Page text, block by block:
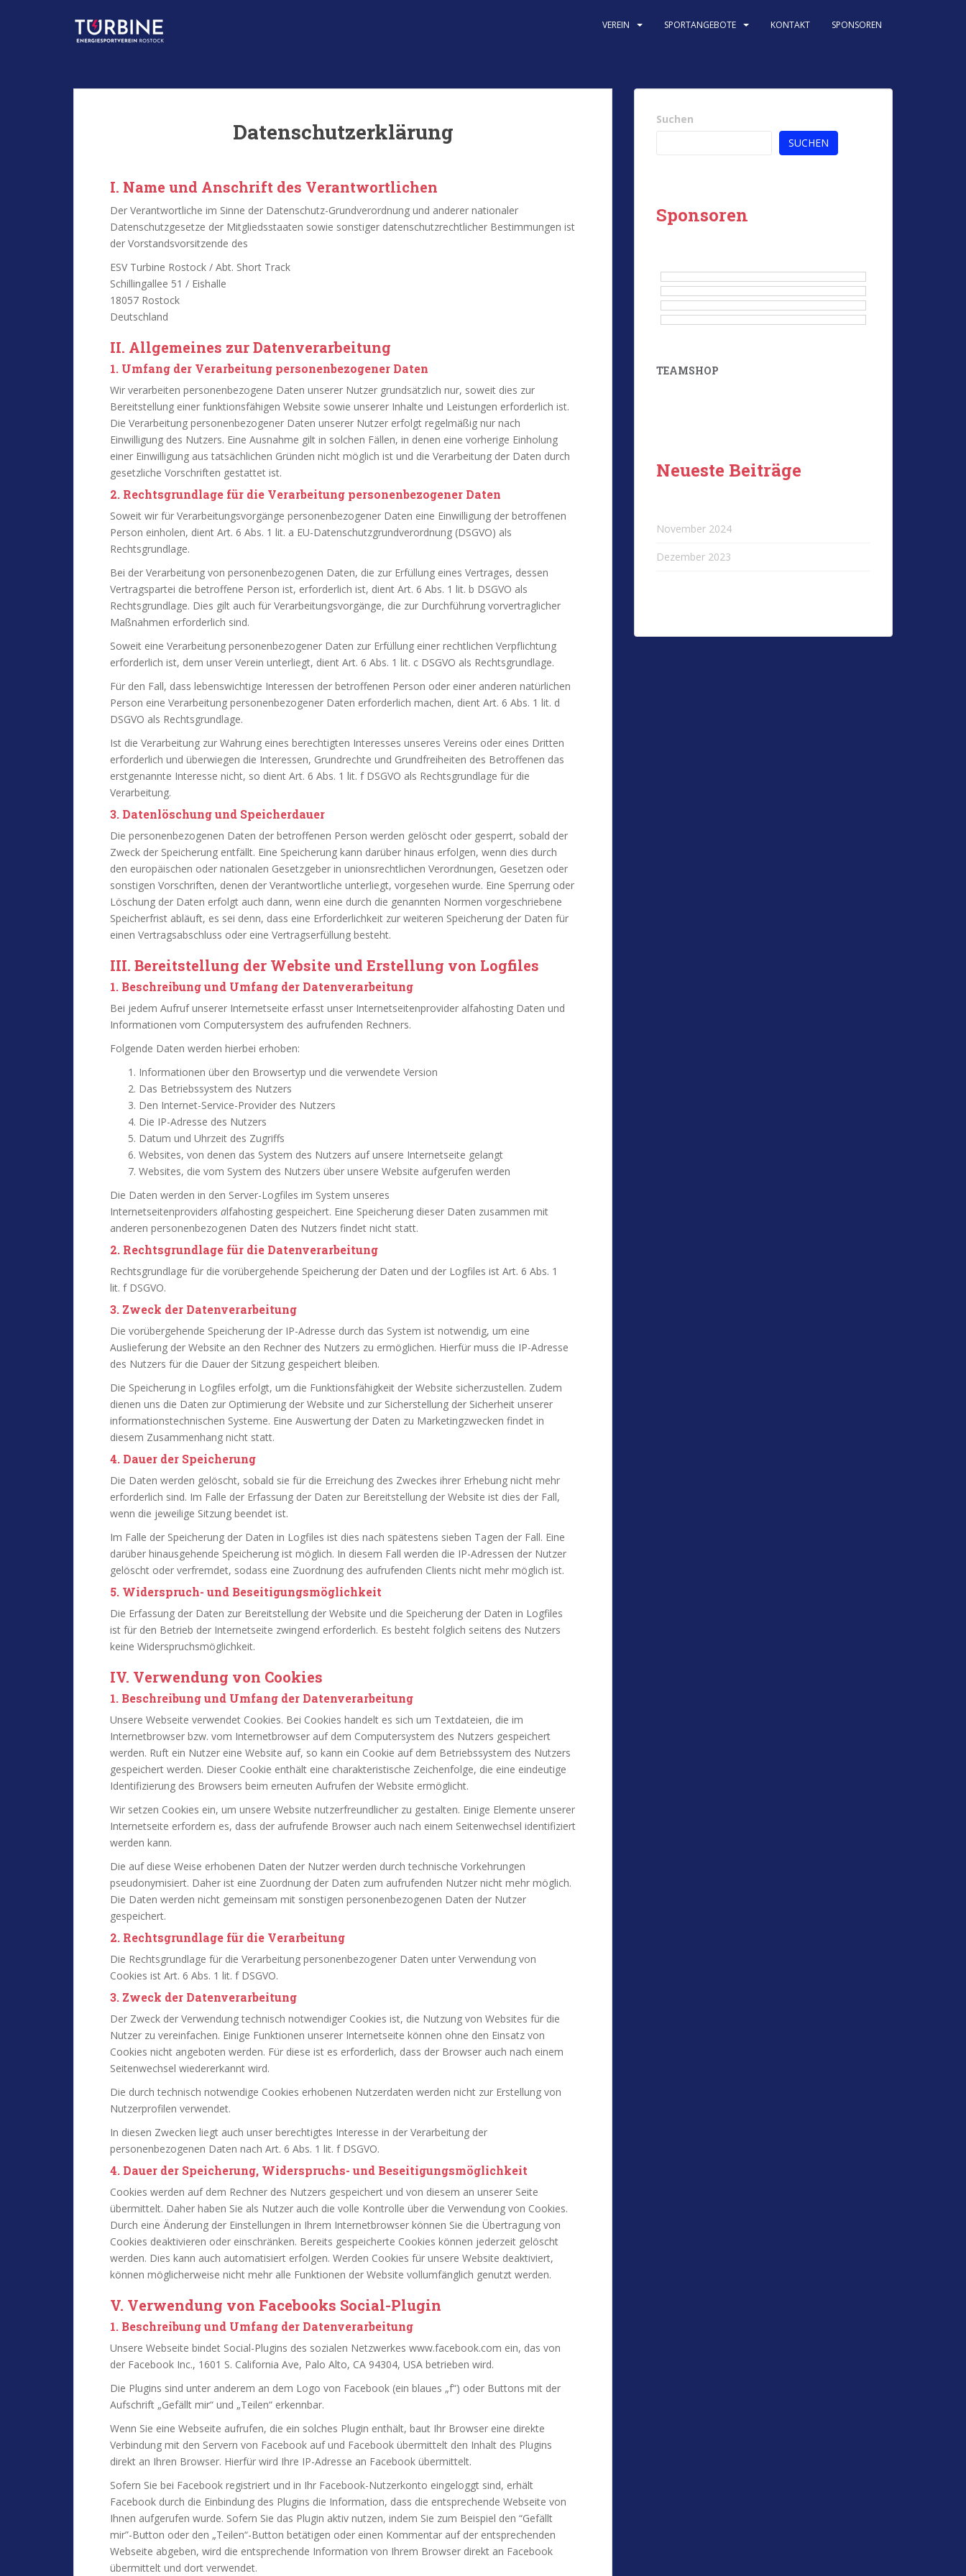
VEREIN SPORTANGEBOTE KONTAKT SPONSOREN
Datenschutzerklärung
I. Name und Anschrift des Verantwortlichen
Der Verantwortliche im Sinne der Datenschutz-Grundverordnung und anderer nationaler
Datenschutzgesetze der Mitgliedsstaaten sowie sonstiger datenschutzrechtlicher Bestimmungen ist
der Vorstandsvorsitzende des
ESV Turbine Rostock / Abt. Short Track
Schillingallee 51 / Eishalle
18057 Rostock
Deutschland
II. Allgemeines zur Datenverarbeitung
1. Umfang der Verarbeitung personenbezogener Daten
Wir verarbeiten personenbezogene Daten unserer Nutzer grundsätzlich nur, soweit dies zur
Bereitstellung einer funktionsfähigen Website sowie unserer Inhalte und Leistungen erforderlich ist.
Die Verarbeitung personenbezogener Daten unserer Nutzer erfolgt regelmäßig nur nach
Einwilligung des Nutzers. Eine Ausnahme gilt in solchen Fällen, in denen eine vorherige Einholung
einer Einwilligung aus tatsächlichen Gründen nicht möglich ist und die Verarbeitung der Daten durch
gesetzliche Vorschriften gestattet ist.
2. Rechtsgrundlage für die Verarbeitung personenbezogener Daten
Soweit wir für Verarbeitungsvorgänge personenbezogener Daten eine Einwilligung der betroffenen
Person einholen, dient Art. 6 Abs. 1 lit. a EU-Datenschutzgrundverordnung (DSGVO) als
Rechtsgrundlage.
Bei der Verarbeitung von personenbezogenen Daten, die zur Erfüllung eines Vertrages, dessen
Vertragspartei die betroffene Person ist, erforderlich ist, dient Art. 6 Abs. 1 lit. b DSGVO als
Rechtsgrundlage. Dies gilt auch für Verarbeitungsvorgänge, die zur Durchführung vorvertraglicher
Maßnahmen erforderlich sind.
Soweit eine Verarbeitung personenbezogener Daten zur Erfüllung einer rechtlichen Verpflichtung
erforderlich ist, dem unser Verein unterliegt, dient Art. 6 Abs. 1 lit. c DSGVO als Rechtsgrundlage.
Für den Fall, dass lebenswichtige Interessen der betroffenen Person oder einer anderen natürlichen
Person eine Verarbeitung personenbezogener Daten erforderlich machen, dient Art. 6 Abs. 1 lit. d
DSGVO als Rechtsgrundlage.
Ist die Verarbeitung zur Wahrung eines berechtigten Interesses unseres Vereins oder eines Dritten
erforderlich und überwiegen die Interessen, Grundrechte und Grundfreiheiten des Betroffenen das
erstgenannte Interesse nicht, so dient Art. 6 Abs. 1 lit. f DSGVO als Rechtsgrundlage für die
Verarbeitung.
3. Datenlöschung und Speicherdauer
Die personenbezogenen Daten der betroffenen Person werden gelöscht oder gesperrt, sobald der
Zweck der Speicherung entfällt. Eine Speicherung kann darüber hinaus erfolgen, wenn dies durch
den europäischen oder nationalen Gesetzgeber in unionsrechtlichen Verordnungen, Gesetzen oder
sonstigen Vorschriften, denen der Verantwortliche unterliegt, vorgesehen wurde. Eine Sperrung oder
Löschung der Daten erfolgt auch dann, wenn eine durch die genannten Normen vorgeschriebene
Speicherfrist abläuft, es sei denn, dass eine Erforderlichkeit zur weiteren Speicherung der Daten für
einen Vertragsabschluss oder eine Vertragserfüllung besteht.
III. Bereitstellung der Website und Erstellung von Logfiles
1. Beschreibung und Umfang der Datenverarbeitung
Bei jedem Aufruf unserer Internetseite erfasst unser Internetseitenprovider alfahosting Daten und
Informationen vom Computersystem des aufrufenden Rechners.
Folgende Daten werden hierbei erhoben:
Informationen über den Browsertyp und die verwendete Version
Das Betriebssystem des Nutzers
Den Internet-Service-Provider des Nutzers
Die IP-Adresse des Nutzers
Datum und Uhrzeit des Zugriffs
Websites, von denen das System des Nutzers auf unsere Internetseite gelangt
Websites, die vom System des Nutzers über unsere Website aufgerufen werden
Die Daten werden in den Server-Logfiles im System unseres
Internetseitenproviders alfahosting gespeichert. Eine Speicherung dieser Daten zusammen mit
anderen personenbezogenen Daten des Nutzers findet nicht statt.
2. Rechtsgrundlage für die Datenverarbeitung
Rechtsgrundlage für die vorübergehende Speicherung der Daten und der Logfiles ist Art. 6 Abs. 1
lit. f DSGVO.
3. Zweck der Datenverarbeitung
Die vorübergehende Speicherung der IP-Adresse durch das System ist notwendig, um eine
Auslieferung der Website an den Rechner des Nutzers zu ermöglichen. Hierfür muss die IP-Adresse
des Nutzers für die Dauer der Sitzung gespeichert bleiben.
Die Speicherung in Logfiles erfolgt, um die Funktionsfähigkeit der Website sicherzustellen. Zudem
dienen uns die Daten zur Optimierung der Website und zur Sicherstellung der Sicherheit unserer
informationstechnischen Systeme. Eine Auswertung der Daten zu Marketingzwecken findet in
diesem Zusammenhang nicht statt.
4. Dauer der Speicherung
Die Daten werden gelöscht, sobald sie für die Erreichung des Zweckes ihrer Erhebung nicht mehr
erforderlich sind. Im Falle der Erfassung der Daten zur Bereitstellung der Website ist dies der Fall,
wenn die jeweilige Sitzung beendet ist.
Im Falle der Speicherung der Daten in Logfiles ist dies nach spätestens sieben Tagen der Fall. Eine
darüber hinausgehende Speicherung ist möglich. In diesem Fall werden die IP-Adressen der Nutzer
gelöscht oder verfremdet, sodass eine Zuordnung des aufrufenden Clients nicht mehr möglich ist.
5. Widerspruch- und Beseitigungsmöglichkeit
Die Erfassung der Daten zur Bereitstellung der Website und die Speicherung der Daten in Logfiles
ist für den Betrieb der Internetseite zwingend erforderlich. Es besteht folglich seitens des Nutzers
keine Widerspruchsmöglichkeit.
IV. Verwendung von Cookies
1. Beschreibung und Umfang der Datenverarbeitung
Unsere Webseite verwendet Cookies. Bei Cookies handelt es sich um Textdateien, die im
Internetbrowser bzw. vom Internetbrowser auf dem Computersystem des Nutzers gespeichert
werden. Ruft ein Nutzer eine Website auf, so kann ein Cookie auf dem Betriebssystem des Nutzers
gespeichert werden. Dieser Cookie enthält eine charakteristische Zeichenfolge, die eine eindeutige
Identifizierung des Browsers beim erneuten Aufrufen der Website ermöglicht.
Wir setzen Cookies ein, um unsere Website nutzerfreundlicher zu gestalten. Einige Elemente unserer
Internetseite erfordern es, dass der aufrufende Browser auch nach einem Seitenwechsel identifiziert
werden kann.
Die auf diese Weise erhobenen Daten der Nutzer werden durch technische Vorkehrungen
pseudonymisiert. Daher ist eine Zuordnung der Daten zum aufrufenden Nutzer nicht mehr möglich.
Die Daten werden nicht gemeinsam mit sonstigen personenbezogenen Daten der Nutzer
gespeichert.
2. Rechtsgrundlage für die Verarbeitung
Die Rechtsgrundlage für die Verarbeitung personenbezogener Daten unter Verwendung von
Cookies ist Art. 6 Abs. 1 lit. f DSGVO.
3. Zweck der Datenverarbeitung
Der Zweck der Verwendung technisch notwendiger Cookies ist, die Nutzung von Websites für die
Nutzer zu vereinfachen. Einige Funktionen unserer Internetseite können ohne den Einsatz von
Cookies nicht angeboten werden. Für diese ist es erforderlich, dass der Browser auch nach einem
Seitenwechsel wiedererkannt wird.
Die durch technisch notwendige Cookies erhobenen Nutzerdaten werden nicht zur Erstellung von
Nutzerprofilen verwendet.
In diesen Zwecken liegt auch unser berechtigtes Interesse in der Verarbeitung der
personenbezogenen Daten nach Art. 6 Abs. 1 lit. f DSGVO.
4. Dauer der Speicherung, Widerspruchs- und Beseitigungsmöglichkeit
Cookies werden auf dem Rechner des Nutzers gespeichert und von diesem an unserer Seite
übermittelt. Daher haben Sie als Nutzer auch die volle Kontrolle über die Verwendung von Cookies.
Durch eine Änderung der Einstellungen in Ihrem Internetbrowser können Sie die Übertragung von
Cookies deaktivieren oder einschränken. Bereits gespeicherte Cookies können jederzeit gelöscht
werden. Dies kann auch automatisiert erfolgen. Werden Cookies für unsere Website deaktiviert,
können möglicherweise nicht mehr alle Funktionen der Website vollumfänglich genutzt werden.
V. Verwendung von Facebooks Social-Plugin
1. Beschreibung und Umfang der Datenverarbeitung
Unsere Webseite bindet Social-Plugins des sozialen Netzwerkes www.facebook.com ein, das von
der Facebook Inc., 1601 S. California Ave, Palo Alto, CA 94304, USA betrieben wird.
Die Plugins sind unter anderem an dem Logo von Facebook (ein blaues „f“) oder Buttons mit der
Aufschrift „Gefällt mir“ und „Teilen“ erkennbar.
Wenn Sie eine Webseite aufrufen, die ein solches Plugin enthält, baut Ihr Browser eine direkte
Verbindung mit den Servern von Facebook auf und Facebook übermittelt den Inhalt des Plugins
direkt an Ihren Browser. Hierfür wird Ihre IP-Adresse an Facebook übermittelt.
Sofern Sie bei Facebook registriert und in Ihr Facebook-Nutzerkonto eingeloggt sind, erhält
Facebook durch die Einbindung des Plugins die Information, dass die entsprechende Webseite von
Ihnen aufgerufen wurde. Sofern Sie das Plugin aktiv nutzen, indem Sie zum Beispiel den “Gefällt
mir”-Button oder den „Teilen“-Button betätigen oder einen Kommentar auf der entsprechenden
Webseite abgeben, wird die entsprechende Information von Ihrem Browser direkt an Facebook
übermittelt und dort verwendet.
Suchen
SUCHEN
Sponsoren
TEAMSHOP
Neueste Beiträge
November 2024
Dezember 2023